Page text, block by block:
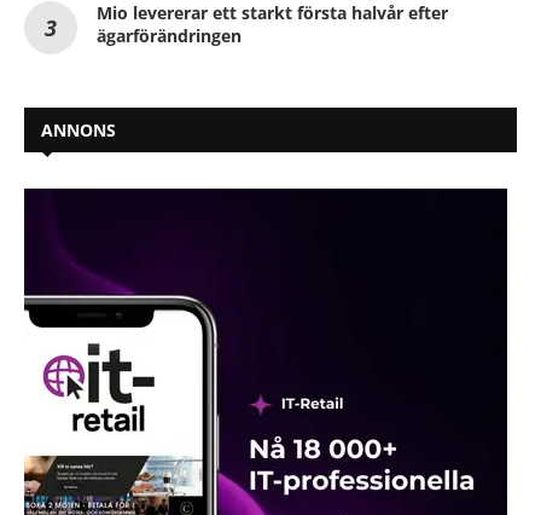
Mio levererar ett starkt första halvår efter
ägarförändringen
ANNONS